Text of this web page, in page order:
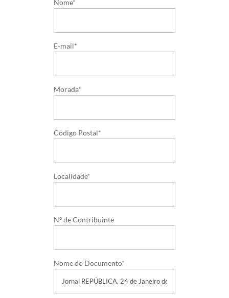
Nome*
E-mail*
Morada*
Código Postal*
Localidade*
Nº de Contribuinte
Nome do Documento*